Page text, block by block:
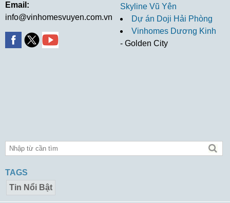
Email:
info@vinhomesvuyen.com.vn
Skyline Vũ Yên
Dự án Doji Hải Phòng
Vinhomes Dương Kinh
- Golden City
TAGS
Tin Nổi Bật